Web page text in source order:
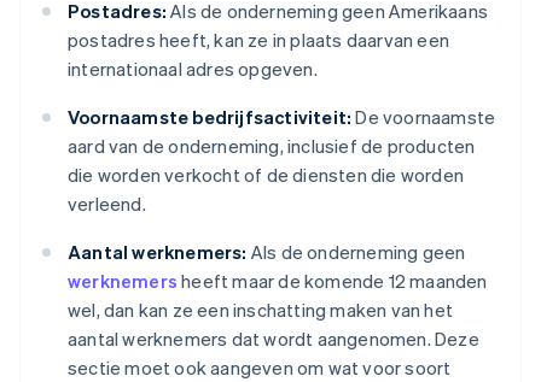
Postadres: Als de onderneming geen Amerikaans
postadres heeft, kan ze in plaats daarvan een
internationaal adres opgeven.
Voornaamste bedrijfsactiviteit: De voornaamste
aard van de onderneming, inclusief de producten
die worden verkocht of de diensten die worden
verleend.
Aantal werknemers: Als de onderneming geen
werknemers heeft maar de komende 12 maanden
wel, dan kan ze een inschatting maken van het
aantal werknemers dat wordt aangenomen. Deze
sectie moet ook aangeven om wat voor soort